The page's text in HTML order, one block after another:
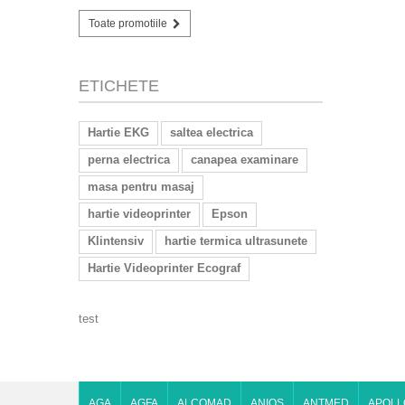
Toate promotiile
ETICHETE
Hartie EKG
saltea electrica
perna electrica
canapea examinare
masa pentru masaj
hartie videoprinter
Epson
Klintensiv
hartie termica ultrasunete
Hartie Videoprinter Ecograf
test